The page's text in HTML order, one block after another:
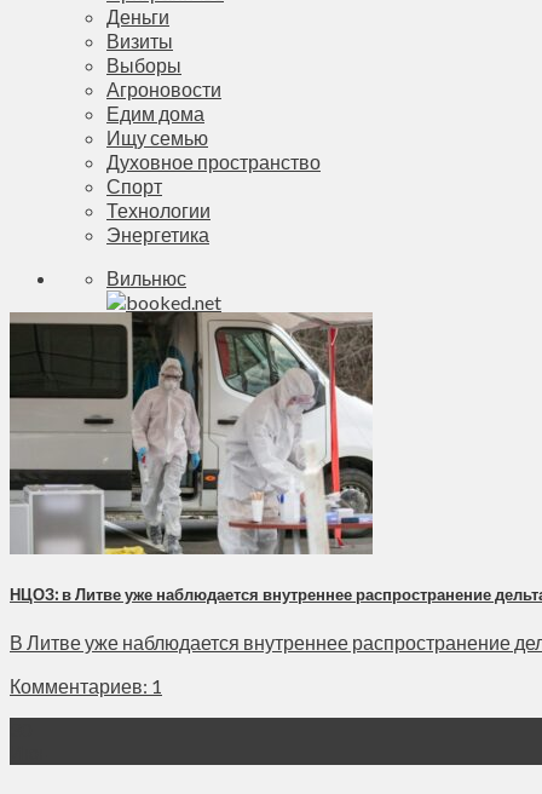
Деньги
Визиты
Выборы
Агроновости
Едим дома
Ищу семью
Духовное пространство
Спорт
Технологии
Энергетика
Вильнюс
+22°C
Макс.:+22°
Мин.:+ 14°
Пт, 07.08.2026
НЦОЗ: в Литве уже наблюдается внутреннее распространение
В Литве уже наблюдается внутреннее распространение
Комментариев: 1